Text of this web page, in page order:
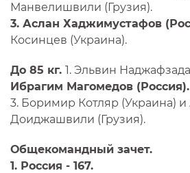
Манвелишвили (Грузия).
3. Аслан Хаджимустафов
Косинцев (Украина).
До 85 кг. 1. Эльвин
Ибрагим Магомедов (Россия).
3. Боримир Котляр (Украина)
Доиджашвили (Грузия).
Общекомандный зачет.
1. Россия - 167.